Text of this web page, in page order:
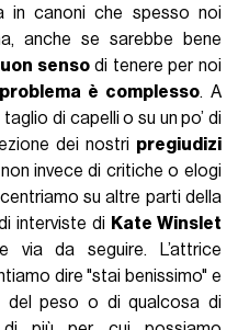
in canoni che spesso noi
anche se sarebbe bene
sensodi tenere per noi
è complesso. A
di capelli o su un po’ di
dei nostri pregiudizi
invece di critiche o elogi
su altre parti della
interviste di Kate Winslet
via da seguire. L’attrice
dire "stai benissimo" e
del peso o di qualcosa di